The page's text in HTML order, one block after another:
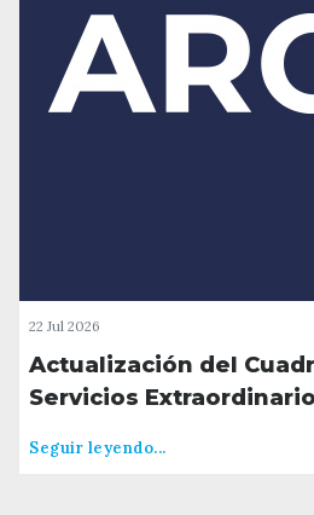
22 Jul 2026
Actualización del
Servicios
Seguir leyendo...